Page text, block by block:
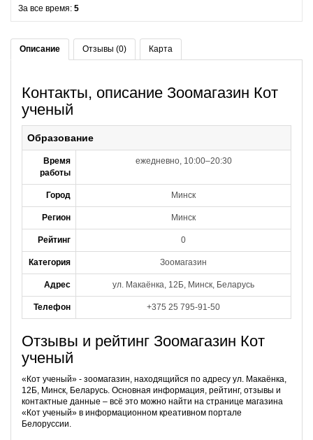
За все время: 5
Описание Отзывы (0) Карта
Контакты, описание Зоомагазин Кот
ученый
Образование
Время
работы
ежедневно, 10:00–20:30
Город Минск
Регион Минск
Рейтинг 0
Категория Зоомагазин
Адрес ул. Макаёнка, 12Б, Минск, Беларусь
Телефон +375 25 795-91-50
Отзывы и рейтинг Зоомагазин Кот
ученый
«Кот ученый» - зоомагазин, находящийся по адресу ул. Макаёнка,
12Б, Минск, Беларусь. Основная информация, рейтинг, отзывы и
контактные данные – всё это можно найти на странице магазина
«Кот ученый» в информационном креативном портале
Белоруссии.